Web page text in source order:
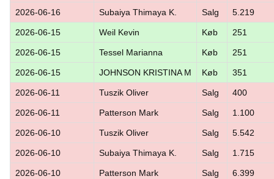
2026-06-16 Subaiya Thimaya K. Salg 5.219
2026-06-15 Weil Kevin Køb 251
2026-06-15 Tessel Marianna Køb 251
2026-06-15 JOHNSON KRISTINA M Køb 351
2026-06-11 Tuszik Oliver Salg 400
2026-06-11 Patterson Mark Salg 1.100
2026-06-10 Tuszik Oliver Salg 5.542
2026-06-10 Subaiya Thimaya K. Salg 1.715
2026-06-10 Patterson Mark Salg 6.399